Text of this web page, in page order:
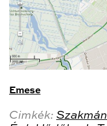
Emese
Cimkék: